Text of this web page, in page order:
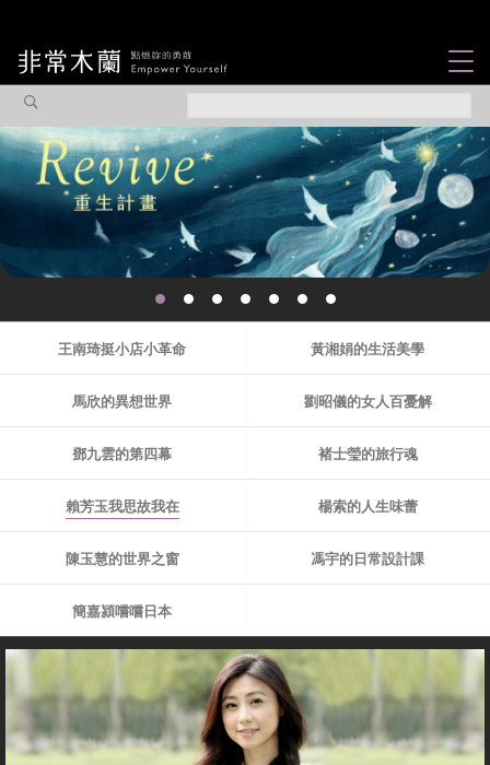
觀點專欄
焦點企劃
社會企業
認識我們
王南琦挺小店小革命 黃湘娟的生活美學
馬欣的異想世界 劉昭儀的女人百憂解
鄧九雲的第四幕 褚士瑩的旅行魂
賴芳玉我思故我在 楊索的人生味蕾
陳玉慧的世界之窗 馮宇的日常設計課
簡嘉潁嚐嚐日本